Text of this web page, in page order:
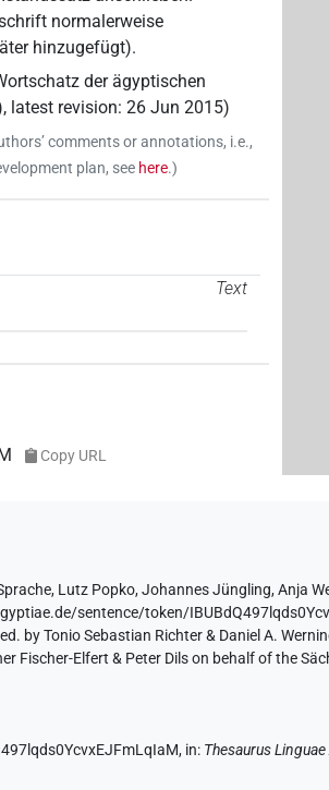
normalerweise
hinzugefügt).
der ägyptischen
, latest revision:26 Jun 2015)
comments or annotations, i.e.,
plan, see here.)
Text
Copy URL
, Lutz Popko,Johannes Jüngling,Anja
sentence/token/
by Tonio Sebastian Richter & Daniel A.
Fischer-Elfert & Peter Dils on behalf of the
in: Thesaurus